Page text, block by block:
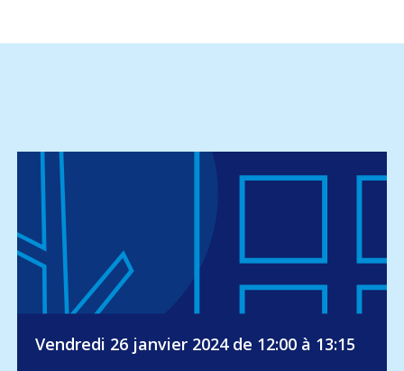
Vendredi 26 janvier 2024 de 12:00 à 13:15